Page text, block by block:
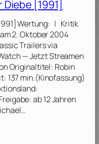
[1991]
Wertung: | Kritik
2. Oktober 2004
Trailers via
— Jetzt Streamen
Originaltitel: Robin
137 min.(Kinofassung)
ab 12 Jahren